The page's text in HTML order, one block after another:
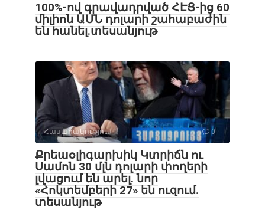
100%-ով գրավադրված ՀԷՑ-ից 60
միլիոն ԱՄՆ դոլարի շահաբաժին
են հանել.տեսանյութ
Հասարակություն 0
Քրեաօլիգարխիկ Կտրիճն ու
Սամոն 30 մլն դոլարի փողերի
լվացում են արել․ նոր
«Հոկտեմբերի 27» են ուզում.
տեսանյութ